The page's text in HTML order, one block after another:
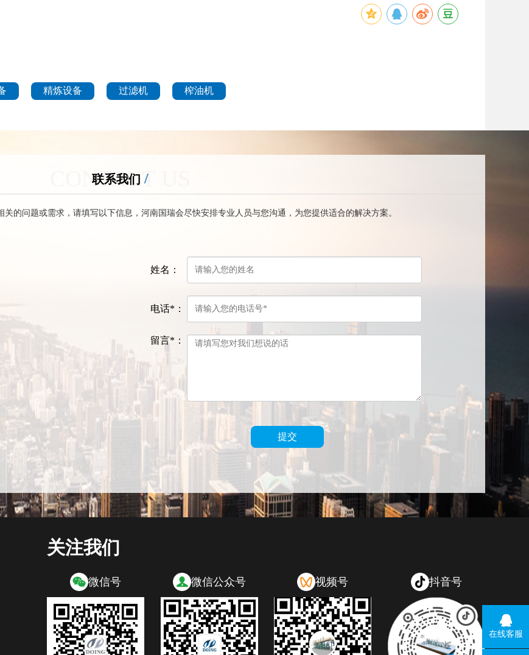
精炼设备 过滤机 榨油机
CONTACT US
联系我们
的问题或需求，请填写以下信息，河南国瑞会尽快安排专业人员与您沟通，为您提供适合的解决方案。
姓名：
电话*：
留言*：
提交
关注我们
微信号 微信公众号 视频号 抖音号
在线客服